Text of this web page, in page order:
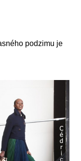
podzimu je